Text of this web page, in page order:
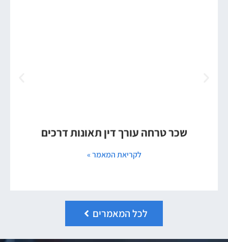
שכר טרחה עורך דין תאונות דרכים
לקריאת המאמר »
לכל המאמרים